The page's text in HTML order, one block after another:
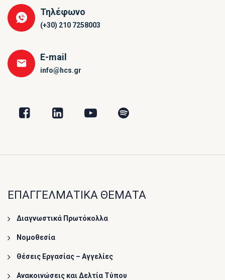
Τηλέφωνο
(+30) 210 7258003
E-mail
info@hcs.gr
ΕΠΑΓΓΕΛΜΑΤΙΚΑ ΘΕΜΑΤΑ
Διαγνωστικά Πρωτόκολλα
Νομοθεσία
Θέσεις Εργασίας – Αγγελίες
Ανακοινώσεις και Δελτία Τύπου